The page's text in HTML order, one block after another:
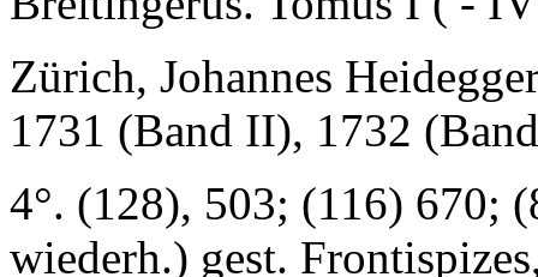
Zürich, Johannes
1731 (Band II), 1732
4°. (128), 503; (116) 670;
wiederh.) gest.